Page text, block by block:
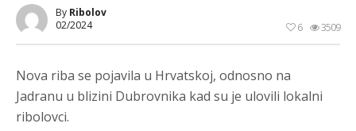
By Ribolov
02/2024
3509
6
Nova riba se pojavila u Hrvatskoj, odnosno na
Jadranu u blizini Dubrovnika kad su je ulovili lokalni
ribolovci.